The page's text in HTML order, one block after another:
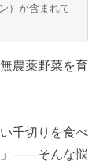
）が含まれて
農薬野菜を育
千切りを食べ
」――そんな悩